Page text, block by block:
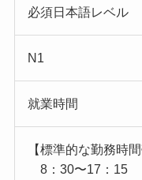
必須日本語レベル
N1
就業時間
【標準的な勤務時間
8：30〜17：15